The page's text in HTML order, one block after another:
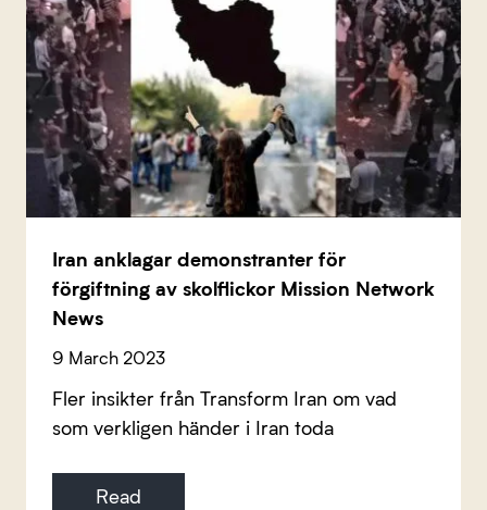
Iran anklagar demonstranter för
förgiftning av skolflickor Mission Network
News
9 March 2023
Fler insikter från Transform Iran om vad
som verkligen händer i Iran toda
Read